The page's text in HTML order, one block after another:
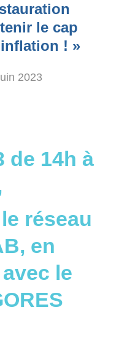
le cap
! »
2023
de 14h à
réseau
en
le